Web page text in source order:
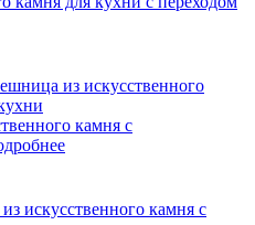
камня с